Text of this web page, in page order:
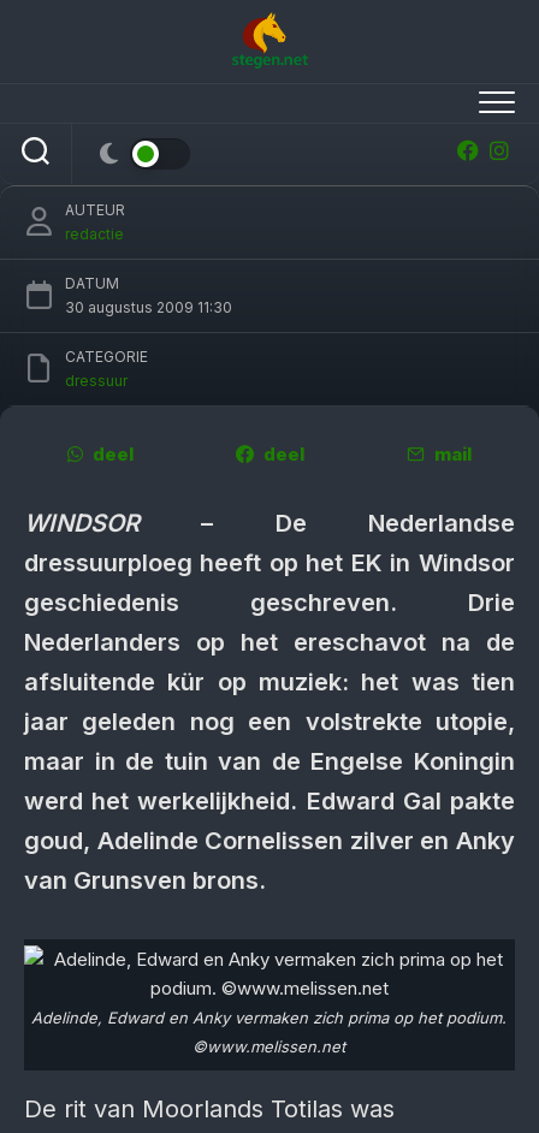
Windsor
AUTEUR
redactie
DATUM
30 augustus 2009 11:30
CATEGORIE
dressuur
deel deel mail
WINDSOR– De Nederlandse
dressuurploeg heeft op het EK in Windsor
geschiedenis geschreven. Drie
Nederlanders op het ereschavot na de
afsluitende kür op muziek: het was tien
jaar geleden nog een volstrekte utopie,
maar in de tuin van de Engelse Koningin
werd het werkelijkheid. Edward Gal pakte
goud, Adelinde Cornelissen zilver en Anky
van Grunsven brons.
Adelinde, Edward en Anky vermaken zich prima op het podium.
©www.melissen.net
De rit van Moorlands Totilas was